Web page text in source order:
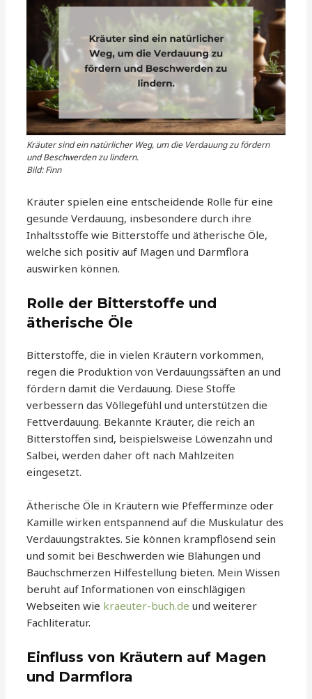
Kräuter sind ein natürlicher Weg, um die Verdauung zu fördern
und Beschwerden zu lindern.
Bild: Finn
Kräuter spielen eine entscheidende Rolle für eine
gesunde Verdauung, insbesondere durch ihre
Inhaltsstoffe wie Bitterstoffe und ätherische Öle,
welche sich positiv auf Magen und Darmflora
auswirken können.
Rolle der Bitterstoffe und
ätherische Öle
Bitterstoffe, die in vielen Kräutern vorkommen,
regen die Produktion von Verdauungssäften an und
fördern damit die Verdauung. Diese Stoffe
verbessern das Völlegefühl und unterstützen die
Fettverdauung. Bekannte Kräuter, die reich an
Bitterstoffen sind, beispielsweise Löwenzahn und
Salbei, werden daher oft nach Mahlzeiten
eingesetzt.
Ätherische Öle in Kräutern wie Pfefferminze oder
Kamille wirken entspannend auf die Muskulatur des
Verdauungstraktes. Sie können krampflösend sein
und somit bei Beschwerden wie Blähungen und
Bauchschmerzen Hilfestellung bieten. Mein Wissen
beruht auf Informationen von einschlägigen
Webseiten wie kraeuter-buch.de und weiterer
Fachliteratur.
Einfluss von Kräutern auf Magen
und Darmflora